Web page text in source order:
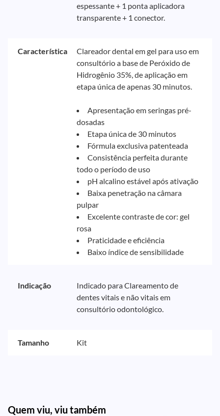
espessante + 1 ponta aplicadora
transparente + 1 conector.
Característica
Clareador dental em gel para uso em
consultório a base de Peróxido de
Hidrogênio 35%, de aplicação em
etapa única de apenas 30 minutos.
Apresentação em seringas pré-
dosadas
Etapa única de 30 minutos
Fórmula exclusiva patenteada
Consistência perfeita durante
todo o período de uso
pH alcalino estável após ativação
Baixa penetração na câmara
pulpar
Excelente contraste de cor: gel
rosa
Praticidade e eficiência
Baixo índice de sensibilidade
Indicação
Indicado para Clareamento de
dentes vitais e não vitais em
consultório odontológico.
Tamanho Kit
Quem viu, viu também